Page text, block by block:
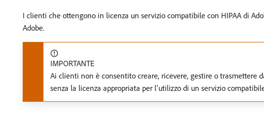
I clienti che ottengono in licenza un servizio compatibile con HIPAA di
Adobe.
IMPORTANTE
Ai clienti non è consentito creare, ricevere, gestire o trasmettere
senza la licenza appropriata per l’utilizzo di un servizio